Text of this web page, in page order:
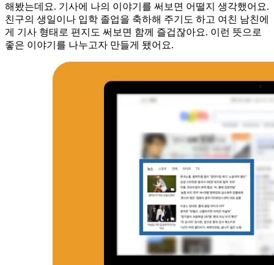
해봤는데요. 기사에 나의 이야기를 써보면 어떨지 생각했어요.
친구의 생일이나 입학 졸업을 축하해 주기도 하고 여친 남친에
게 기사 형태로 편지도 써보면 함께 즐겁잖아요. 이런 뜻으로
좋은 이야기를 나누고자 만들게 됐어요.